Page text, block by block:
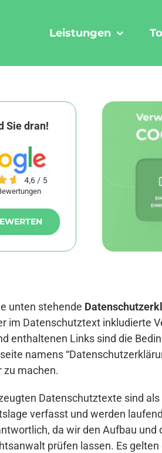
Leistungen
Sie dran!
unten stehende
im Datenschutztext inkludierte
enthaltenen Links sind die
namens
zu machen.
Datenschutztexte sind
verfasst und werden
da wir den Aufbau
prüfen lassen. Es